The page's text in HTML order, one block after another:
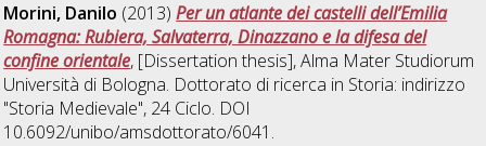
Morini, Danilo (2013)Per un atlante dei castelli dell’Emilia
Romagna: Rubiera, Salvaterra, Dinazzano e la difesa del
confine orientale, [Dissertation thesis], Alma Mater Studiorum
Università di Bologna. Dottorato di ricerca in Storia: indirizzo
"Storia Medievale", 24 Ciclo. DOI
10.6092/unibo/amsdottorato/6041.